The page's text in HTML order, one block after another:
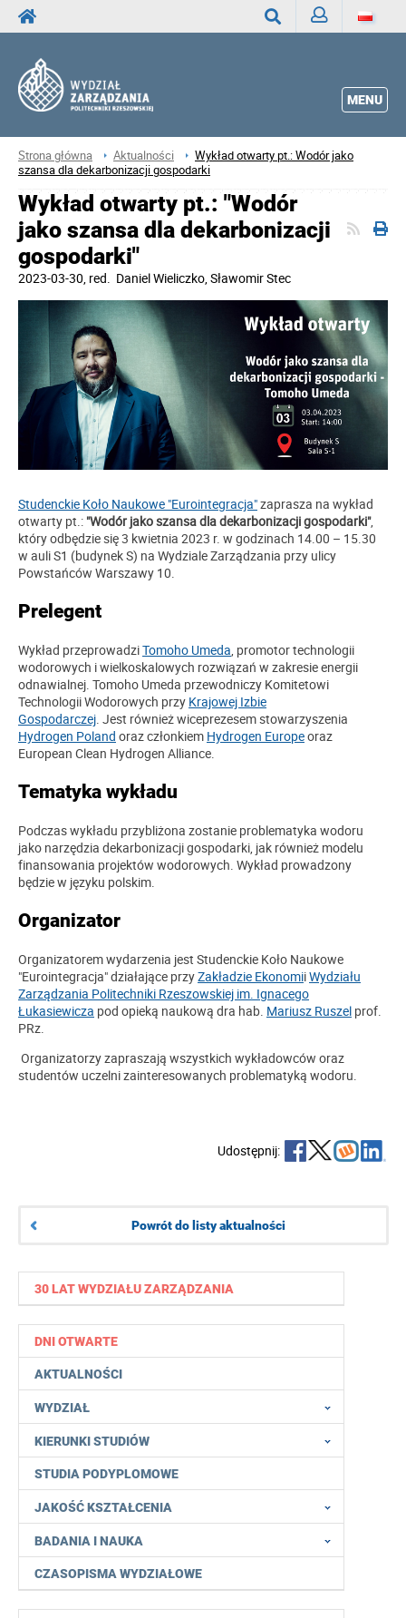
MENU
Strona główna Aktualności
Wykład otwarty pt.: Wodór jako
szansa dla dekarbonizacji gospodarki
30 LAT WYDZIAŁU ZARZĄDZANIA
DNI OTWARTE
AKTUALNOŚCI
WYDZIAŁ
KIERUNKI STUDIÓW
STUDIA PODYPLOMOWE
JAKOŚĆ KSZTAŁCENIA
BADANIA I NAUKA
CZASOPISMA WYDZIAŁOWE
Wykład otwarty pt.: "Wodór
jako szansa dla dekarbonizacji
gospodarki"
2023-03-30, red. Daniel Wieliczko, Sławomir Stec
Studenckie Koło Naukowe "Eurointegracja"zaprasza na wykład
otwarty pt.: "Wodór jako szansa dla dekarbonizacji gospodarki",
który odbędzie się 3 kwietnia 2023 r. w godzinach 14.00 – 15.30
w auli S1 (budynek S) na Wydziale Zarządzania przy ulicy
Powstańców Warszawy 10.
Prelegent
Wykład przeprowadziTomoho Umeda , promotor technologii
wodorowych i wielkoskalowych rozwiązań w zakresie energii
odnawialnej. Tomoho Umeda przewodniczy Komitetowi
Technologii Wodorowych przy Krajowej Izbie
Gospodarczej . Jest również wiceprezesem stowarzyszenia
Hydrogen Poland oraz członkiem Hydrogen Europeoraz
European Clean Hydrogen Alliance.
Tematyka wykładu
Podczas wykładu przybliżona zostanie problematyka wodoru
jako narzędzia dekarbonizacji gospodarki, jak również modelu
finansowania projektów wodorowych. Wykład prowadzony
będzie w języku polskim.
Organizator
Organizatorem wydarzenia jest Studenckie Koło Naukowe
"Eurointegracja" działające przyZakładzie EkonomiiWydziału
Zarządzania Politechniki Rzeszowskiej im. Ignacego
Łukasiewicza pod opieką naukową dra hab. Mariusz Ruszel prof.
PRz.
Organizatorzy zapraszają wszystkich wykładowców oraz
studentów uczelni zainteresowanych problematyką wodoru.
Udostępnij:
Powrót do listy aktualności